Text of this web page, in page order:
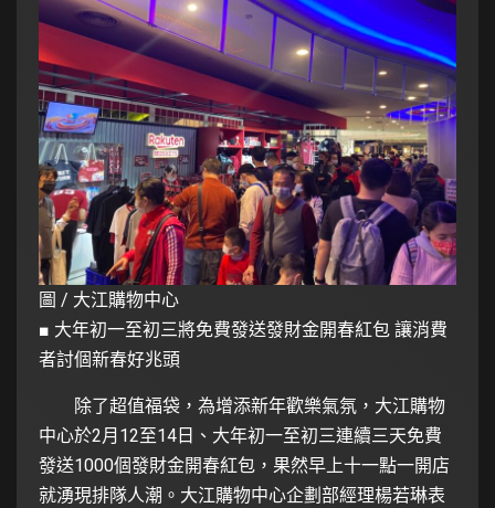
圖 / 大江購物中心
■ 大年初一至初三將免費發送發財金開春紅包 讓消費
者討個新春好兆頭
除了超值福袋，為增添新年歡樂氣氛，大江購物
中心於2月12至14日、大年初一至初三連續三天免費
發送1000個發財金開春紅包，果然早上十一點一開店
就湧現排隊人潮。大江購物中心企劃部經理楊若琳表